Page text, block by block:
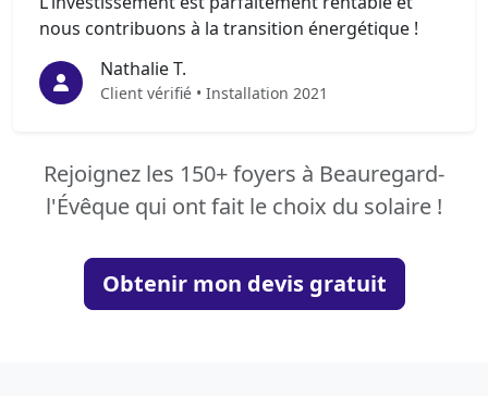
nous contribuons à la transition énergétique !
Nathalie T.
Client vérifié • Installation 2021
Rejoignez les 150+ foyers à Beauregard-
l'Évêque qui ont fait le choix du solaire !
Obtenir mon devis gratuit